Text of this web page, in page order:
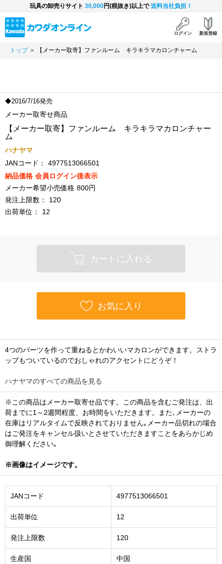
玩具の卸売りサイト 30,000円(税抜き)以上で送料当社負担！
ログイン 新規登録
トップ＞ 【メーカー取寄】ファンルーム キラキラマカロンチャーム
◆2016/7/16発売
メーカー取寄せ商品
【メーカー取寄】ファンルーム キラキラマカロンチャー
ム
ハナヤマ
JANコード：
4977513066501
納品価格 会員ログイン後表示
メーカー希望小売価格 800円
発注上限数：
120
出荷単位：
12
カートに入れる
お気に入り
4つのパーツを作って重ねるとかわいいマカロンができます。ストラ
ップもついているのでおしゃれのアクセントにどうぞ！
ハナヤマのすべての商品を見る
※この商品はメーカー取寄せ品です。この商品を含むご発注は、出
荷までに1～2週間程度、お時間をいただきます。また､メーカーの
在庫はリアルタイムで反映されておりません｡メーカー品切れの場合
はご発注をキャンセル扱いとさせていただきますことをあらかじめ
御理解ください｡
※画像はイメージです。
JANコード 4977513066501
出荷単位 12
発注上限数 120
生産国 中国